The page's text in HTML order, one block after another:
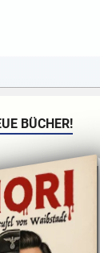
BÜCHER!